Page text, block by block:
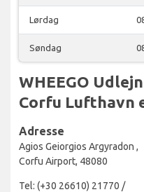
Lørdag
Søndag
WHEEGO
Corfu Lufthavn
Adresse
Agios Geiorgios Argyradon ,
Corfu Airport, 48080
Tel: (+30 26610) 21770 /